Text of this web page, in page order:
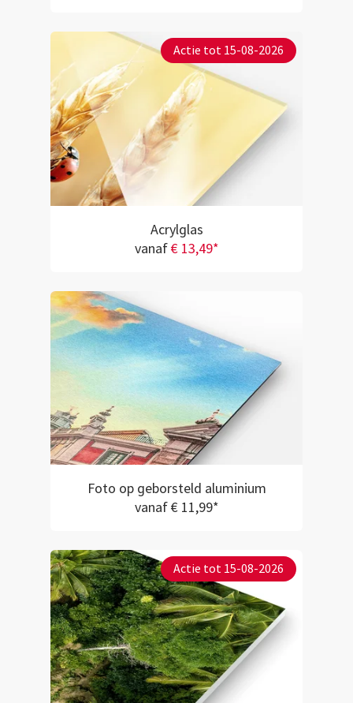
Actie tot 15-08-2026
Acrylglas
vanaf€ 13,49*
Foto op geborsteld aluminium
vanaf € 11,99*
Actie tot 15-08-2026